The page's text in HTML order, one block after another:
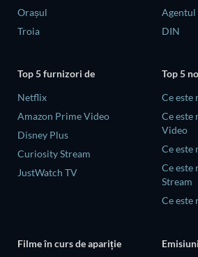
Orașul
Troia
DIN
Top 5 furnizori de
Netflix
Amazon Prime Video
Disney Plus
Curiosity Stream
JustWatch TV
Top 5
Ce este
Ce este
Video
Ce este
Ce este
Stream
Ce este
Filme în curs de apariție